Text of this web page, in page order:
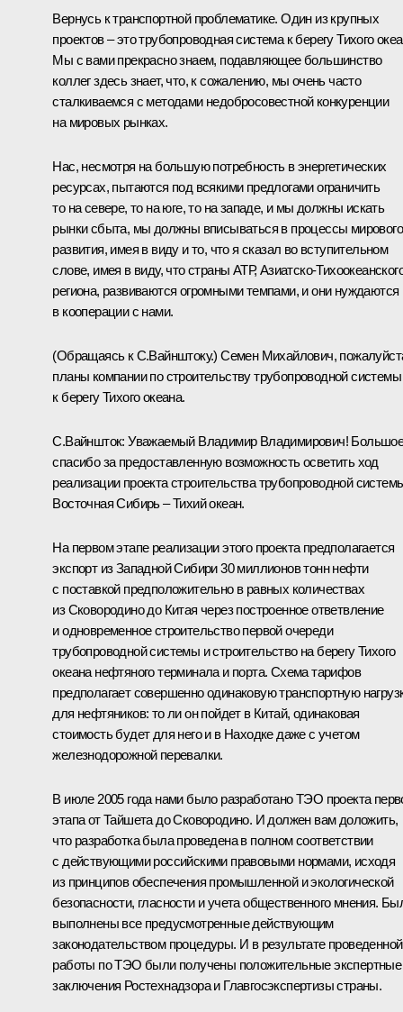
Вернусь к транспортной проблематике. Один из крупных
проектов – это трубопроводная система к берегу Тихого
Мы с вами прекрасно знаем, подавляющее большинство
коллег здесь знает, что, к сожалению, мы очень часто
сталкиваемся с методами недобросовестной конкуренции
на мировых рынках.
Нас, несмотря на большую потребность в энергетических
ресурсах, пытаются под всякими предлогами ограничить
то на севере, то на юге, то на западе, и мы должны искать
рынки сбыта, мы должны вписываться в процессы мирового
развития, имея в виду и то, что я сказал во вступительном
слове, имея в виду, что страны АТР, Азиатско-
региона, развиваются огромными темпами, и они нуждаются
в кооперации с нами.
(Обращаясь к С.Вайнштоку.) Семен Михайлович,
планы компании по строительству трубопроводной системы
к берегу Тихого океана.
С.Вайншток: Уважаемый Владимир Владимирович!
спасибо за предоставленную возможность осветить ход
реализации проекта строительства трубопроводной
Восточная Сибирь – Тихий океан.
На первом этапе реализации этого проекта предполагается
экспорт из Западной Сибири 30 миллионов тонн нефти
с поставкой предположительно в равных количествах
из Сковородино до Китая через построенное ответвление
и одновременное строительство первой очереди
трубопроводной системы и строительство на берегу Тихого
океана нефтяного терминала и порта. Схема тарифов
предполагает совершенно одинаковую транспортную
для нефтяников: то ли он пойдет в Китай, одинаковая
стоимость будет для него и в Находке даже с учетом
железнодорожной перевалки.
В июле 2005 года нами было разработано ТЭО проекта
этапа от Тайшета до Сковородино. И должен вам доложить,
что разработка была проведена в полном соответствии
с действующими российскими правовыми нормами, исходя
из принципов обеспечения промышленной и экологической
безопасности, гласности и учета общественного мнения.
выполнены все предусмотренные действующим
законодательством процедуры. И в результате проведенной
работы по ТЭО были получены положительные экспертные
заключения Ростехнадзора и Главгосэкспертизы страны.